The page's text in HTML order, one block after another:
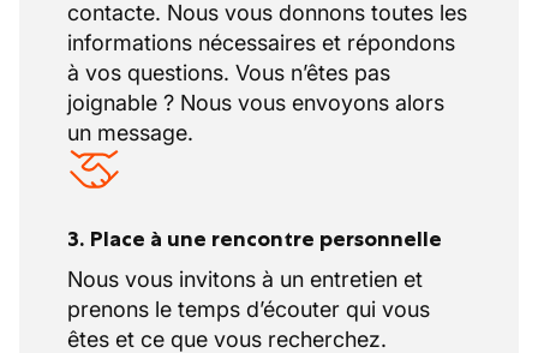
contacte. Nous vous donnons toutes les
informations nécessaires et répondons
à vos questions. Vous n’êtes pas
joignable ? Nous vous envoyons alors
un message.
3. Place à une rencontre personnelle
Nous vous invitons à un entretien et
prenons le temps d’écouter qui vous
êtes et ce que vous recherchez.